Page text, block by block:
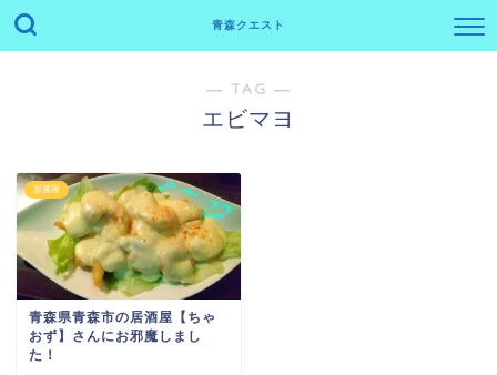
青森クエスト
― TAG ―
エビマヨ
居酒屋
青森県青森市の居酒屋【ちゃ
おず】さんにお邪魔しまし
た！